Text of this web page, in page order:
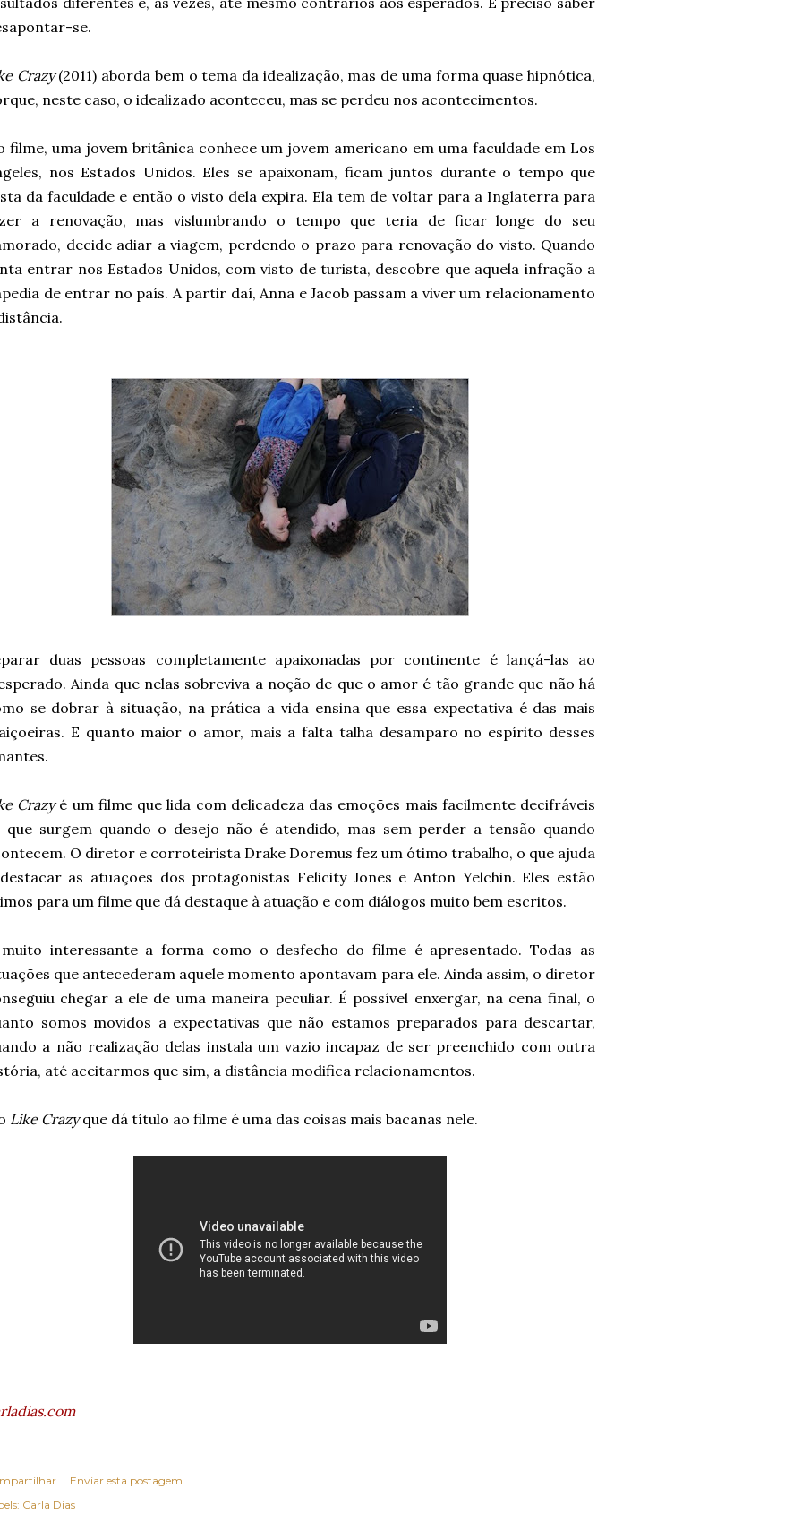
se.
Crazy(2011) aborda bem o tema da idealização, mas de uma forma quase hipnótica,
neste caso, o idealizado aconteceu, mas se perdeu nos acontecimentos.
filme, uma jovem britânica conhece um jovem americano em uma faculdade em Los
nos Estados Unidos. Eles se apaixonam, ficam juntos durante o tempo que
da faculdade e então o visto dela expira. Ela tem de voltar para a Inglaterra para
a renovação, mas vislumbrando o tempo que teria de ficar longe do seu
decide adiar a viagem, perdendo o prazo para renovação do visto. Quando
entrar nos Estados Unidos, com visto de turista, descobre que aquela infração a
de entrar no país. A partir daí, Anna e Jacob passam a viver um relacionamento
duas pessoas completamente apaixonadas por continente é lançá-las ao
Ainda que nelas sobreviva a noção de que o amor é tão grande que não há
se dobrar à situação, na prática a vida ensina que essa expectativa é das mais
E quanto maior o amor, mais a falta talha desamparo no espírito desses
Crazyé um filme que lida com delicadeza das emoções mais facilmente decifráveis
que surgem quando o desejo não é atendido, mas sem perder a tensão quando
O diretor e corroteirista Drake Doremus fez um ótimo trabalho, o que ajuda
as atuações dos protagonistas Felicity Jones e Anton Yelchin. Eles estão
para um filme que dá destaque à atuação e com diálogos muito bem escritos.
interessante a forma como o desfecho do filme é apresentado. Todas as
que antecederam aquele momento apontavam para ele. Ainda assim, o diretor
chegar a ele de uma maneira peculiar. É possível enxergar, na cena final, o
somos movidos a expectativas que não estamos preparados para descartar,
a não realização delas instala um vazio incapaz de ser preenchido com outra
até aceitarmos que sim, a distância modifica relacionamentos.
Like Crazyque dá título ao filme é uma das coisas mais bacanas nele.
Enviar esta postagem
Carla Dias